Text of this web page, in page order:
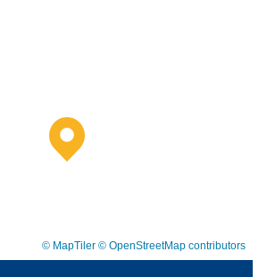
© MapTiler © OpenStreetMap contributors